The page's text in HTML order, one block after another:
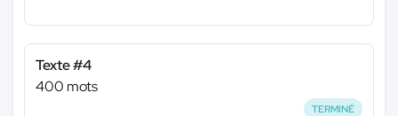
Texte #4
400 mots
TERMINÉ